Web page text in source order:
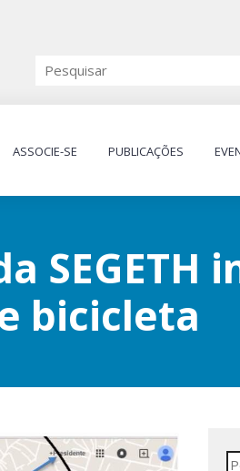
ASSOCIE-SE PUBLICAÇÕES
SEGETH
bicicleta